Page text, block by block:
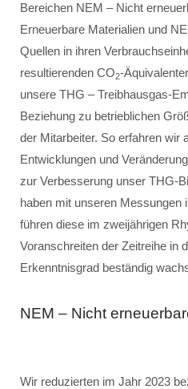
Bereichen NEM – Nicht
Erneuerbare Materialien und
Quellen in ihren
resultierenden CO2-
unsere THG – Treibhausgas-
Beziehung zu betrieblichen
der Mitarbeiter. So erfahren wir
Entwicklungen und
zur Verbesserung unser THG-
haben mit unseren Messungen
führen diese im zweijährigen
Voranschreiten der Zeitreihe in
Erkenntnisgrad beständig
NEM – Nicht
Wir reduzierten im Jahr 2023